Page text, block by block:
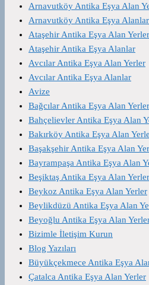
Arnavutköy Antika Eşya Alan
Arnavutköy Antika Eşya
Ataşehir Antika Eşya Alan Yerler
Ataşehir Antika Eşya Alanlar
Avcılar Antika Eşya Alan Yerler
Avcılar Antika Eşya Alanlar
Avize
Bağcılar Antika Eşya Alan Yerler
Bahçelievler Antika Eşya Alan
Bakırköy Antika Eşya Alan
Başakşehir Antika Eşya Alan
Bayrampaşa Antika Eşya Alan
Beşiktaş Antika Eşya Alan Yerler
Beykoz Antika Eşya Alan Yerler
Beylikdüzü Antika Eşya Alan
Beyoğlu Antika Eşya Alan
Bizimle İletişim Kurun
Blog Yazıları
Büyükçekmece Antika Eşya
Çatalca Antika Eşya Alan Yerler